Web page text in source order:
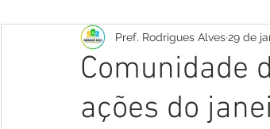
Meio Ambiente e Turismo
Gestão e Economia No Gabinete
Comunidade
ações do
Pref. Rodrigues Alves29 de